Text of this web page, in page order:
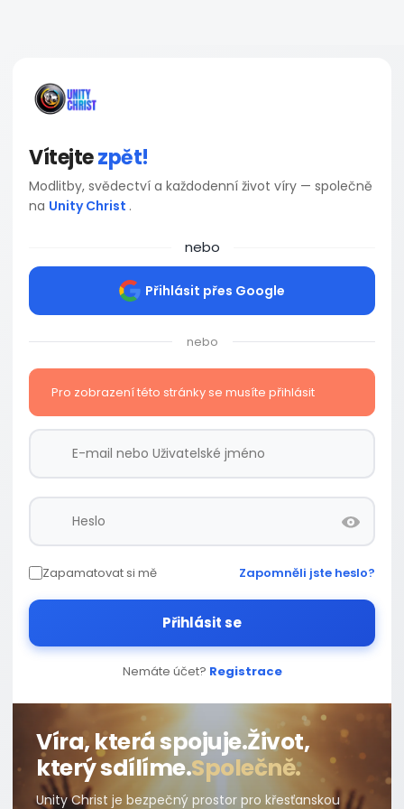
Vítejtezpět!
Modlitby, svědectví a každodenní život víry — společně
na Unity Christ .
nebo
Přihlásit přes Google
nebo
Pro zobrazení této stránky se musíte přihlásit
Zapamatovat si mě Zapomněli jste heslo?
Přihlásit se
Nemáte účet? Registrace
Víra, která spojuje.Život,
který sdílíme.Společně.
Unity Christ je bezpečný prostor pro křesťanskou